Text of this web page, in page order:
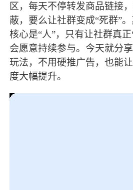
区，每天不停转发商品链接
蔽，要么让社群变成“死群”
核心是“人”，只有让社群真
会愿意持续参与。今天就分
玩法，不用硬推广告，也能
度大幅提升。